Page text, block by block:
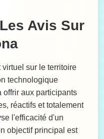
Avis Sur
virtuel sur le territoire
technologique
offrir aux participants
réactifs et totalement
l'efficacité d'un
objectif principal est